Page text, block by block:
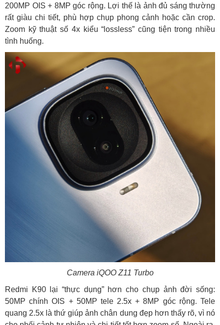
200MP OIS + 8MP góc rộng. Lợi thế là ảnh đủ sáng thường
rất giàu chi tiết, phù hợp chụp phong cảnh hoặc cần crop.
Zoom kỹ thuật số 4x kiểu “lossless” cũng tiện trong nhiều
tình huống.
Camera iQOO Z11 Turbo
Redmi K90 lại “thực dụng” hơn cho chụp ảnh đời sống:
50MP chính OIS + 50MP tele 2.5x + 8MP góc rộng. Tele
quang 2.5x là thứ giúp ảnh chân dung đẹp hơn thấy rõ, vì nó